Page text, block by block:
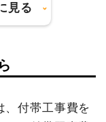
450,000円
円
見る
階建て
、付帯工事費を